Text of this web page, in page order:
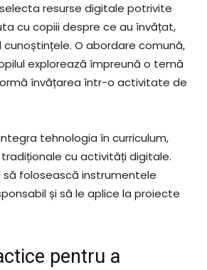
resurse digitale potrivite
cu copiii despre ce au învățat,
O abordare comună,
explorează împreună o temă
învățarea într-o activitate de
tehnologia în curriculum,
cu activități digitale.
să folosească instrumentele
și să le aplice la proiecte
pentru a